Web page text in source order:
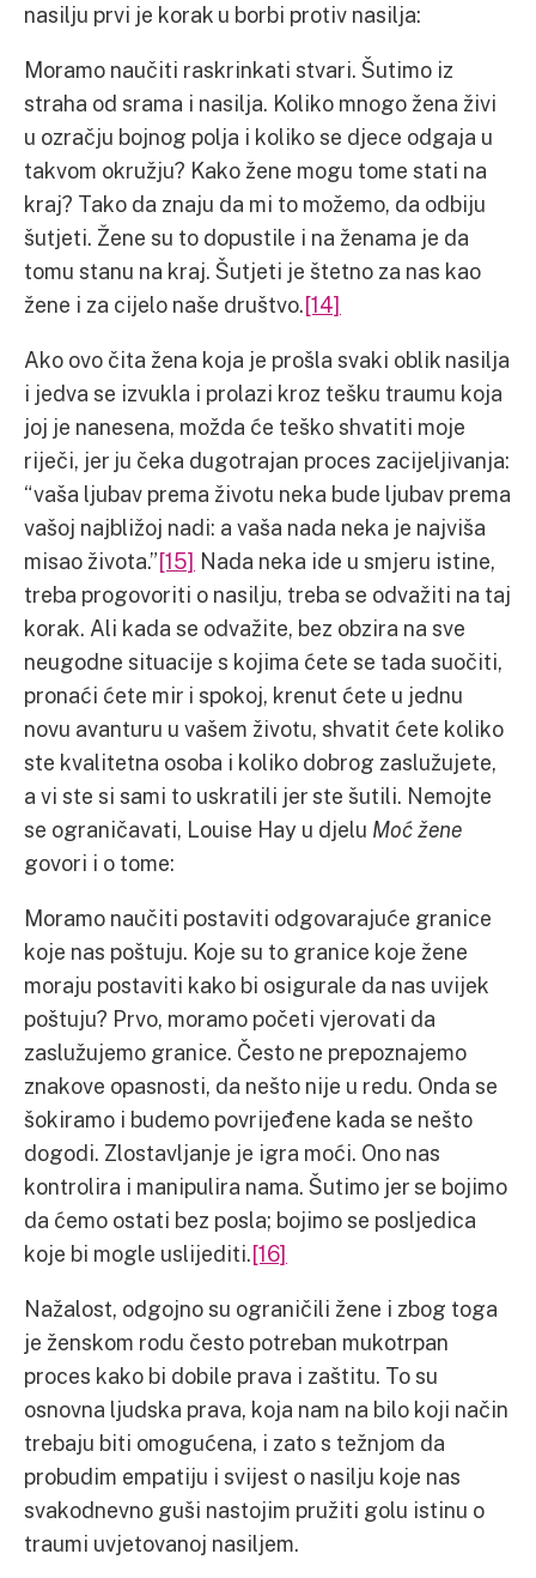
nasilju prvi je korak u borbi protiv nasilja:
Moramo naučiti raskrinkati stvari. Šutimo iz
straha od srama i nasilja. Koliko mnogo žena živi
u ozračju bojnog polja i koliko se djece odgaja u
takvom okružju? Kako žene mogu tome stati na
kraj? Tako da znaju da mi to možemo, da odbiju
šutjeti. Žene su to dopustile i na ženama je da
tomu stanu na kraj. Šutjeti je štetno za nas kao
žene i za cijelo naše društvo.[14]
Ako ovo čita žena koja je prošla svaki oblik nasilja
i jedva se izvukla i prolazi kroz tešku traumu koja
joj je nanesena, možda će teško shvatiti moje
riječi, jer ju čeka dugotrajan proces zacijeljivanja:
“vaša ljubav prema životu neka bude ljubav prema
vašoj najbližoj nadi: a vaša nada neka je najviša
misao života.”[15] Nada neka ide u smjeru istine,
treba progovoriti o nasilju, treba se odvažiti na taj
korak. Ali kada se odvažite, bez obzira na sve
neugodne situacije s kojima ćete se tada suočiti,
pronaći ćete mir i spokoj, krenut ćete u jednu
novu avanturu u vašem životu, shvatit ćete koliko
ste kvalitetna osoba i koliko dobrog zaslužujete,
a vi ste si sami to uskratili jer ste šutili. Nemojte
se ograničavati, Louise Hay u djelu Moć žene
govori i o tome:
Moramo naučiti postaviti odgovarajuće granice
koje nas poštuju. Koje su to granice koje žene
moraju postaviti kako bi osigurale da nas uvijek
poštuju? Prvo, moramo početi vjerovati da
zaslužujemo granice. Često ne prepoznajemo
znakove opasnosti, da nešto nije u redu. Onda se
šokiramo i budemo povrijeđene kada se nešto
dogodi. Zlostavljanje je igra moći. Ono nas
kontrolira i manipulira nama. Šutimo jer se bojimo
da ćemo ostati bez posla; bojimo se posljedica
koje bi mogle uslijediti.[16]
Nažalost, odgojno su ograničili žene i zbog toga
je ženskom rodu često potreban mukotrpan
proces kako bi dobile prava i zaštitu. To su
osnovna ljudska prava, koja nam na bilo koji način
trebaju biti omogućena, i zato s težnjom da
probudim empatiju i svijest o nasilju koje nas
svakodnevno guši nastojim pružiti golu istinu o
traumi uvjetovanoj nasiljem.